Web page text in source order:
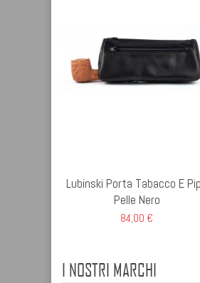
Lubinski Porta Tabacco E
Pelle Nero
84,00 €
I NOSTRI MARCHI